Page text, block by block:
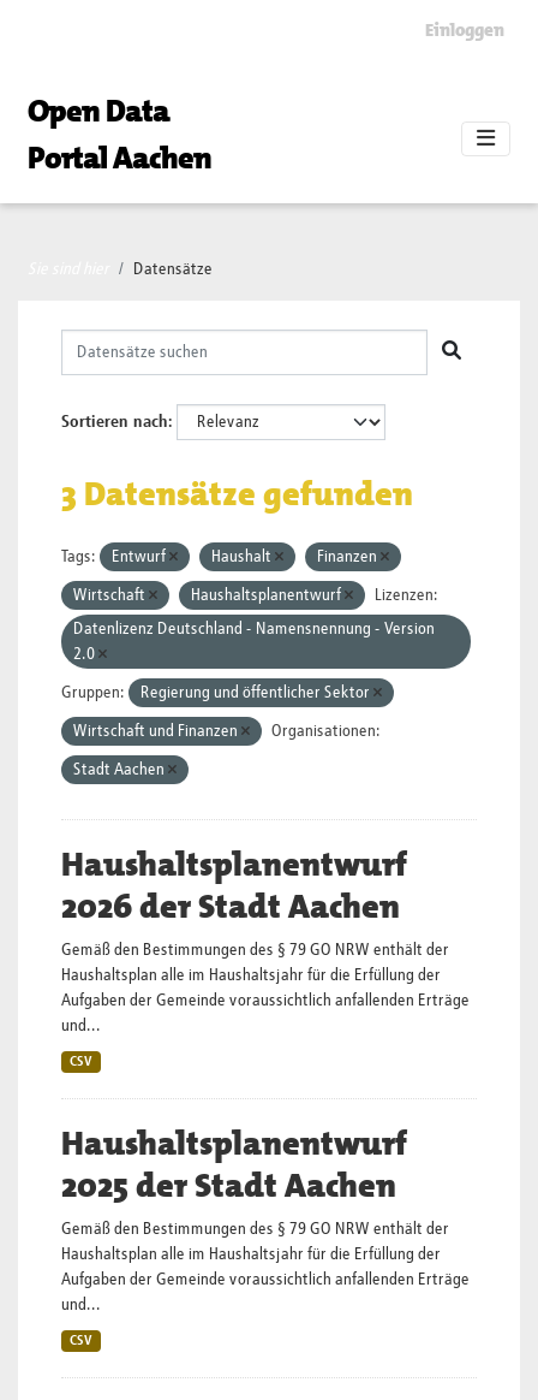
Einloggen
Open Data
Portal Aachen
Datensätze
Sortieren nach
3 Datensätze gefunden
Tags: Entwurf Haushalt Finanzen
Wirtschaft Haushaltsplanentwurf
Lizenzen:
Datenlizenz Deutschland - Namensnennung - Version
2.0
Gruppen: Regierung und öffentlicher Sektor
Wirtschaft und Finanzen Organisationen:
Stadt Aachen
Haushaltsplanentwurf
2026 der Stadt Aachen
Gemäß den Bestimmungen des § 79 GO NRW enthält der
Haushaltsplan alle im Haushaltsjahr für die Erfüllung der
Aufgaben der Gemeinde voraussichtlich anfallenden Erträge
und...
CSV
Haushaltsplanentwurf
2025 der Stadt Aachen
Gemäß den Bestimmungen des § 79 GO NRW enthält der
Haushaltsplan alle im Haushaltsjahr für die Erfüllung der
Aufgaben der Gemeinde voraussichtlich anfallenden Erträge
und...
CSV